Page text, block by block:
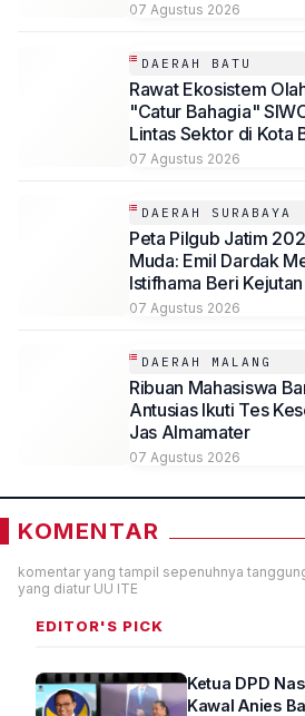
07 Agustus 2026
DAERAH BATU
Rawat Ekosistem
"Catur Bahagia"
Lintas Sektor di Kota
07 Agustus 2026
DAERAH SURABAYA
Peta Pilgub Jatim
Muda: Emil Dardak
Istifhama Beri
07 Agustus 2026
DAERAH MALANG
Ribuan Mahasiswa
Antusias Ikuti Tes
Jas Almamater
07 Agustus 2026
KOMENTAR
komentar yang tampil sepenuhnya
yang diatur UU ITE
EDITOR'S PICK
Ketua DPD
Kawal Anies